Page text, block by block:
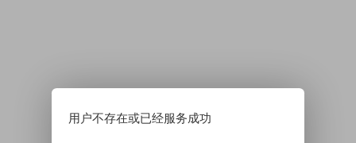
用户不存在或已经服务成功